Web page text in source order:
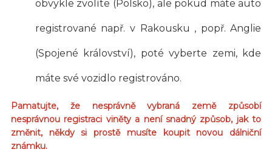
obvykle zvolíte (Polsko), ale pokud máte auto
registrované např. v Rakousku , popř. Anglie
(Spojené království), poté vyberte zemi, kde
máte své vozidlo registrováno.
Pamatujte, že nesprávně vybraná země způsobí
nesprávnou registraci viněty a není snadný způsob, jak to
změnit, někdy si prostě musíte koupit novou dálniční
známku.